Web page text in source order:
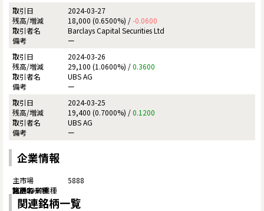
2024-03-27
18,000 (0.6500%) /-0.0600
Barclays Capital Securities Ltd
ー
2024-03-26
29,100 (1.0600%) /0.3600
UBS AG
ー
2024-03-25
19,400 (0.7000%) /0.1200
UBS AG
ー
企業情報
5888
関連銘柄一覧